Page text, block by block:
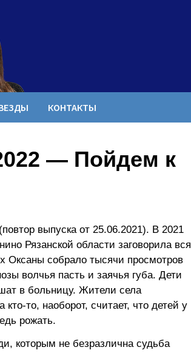
КОНТАКТЫ
— Пойдем к
выпуска от 25.06.2021). В 2021
Рязанской области заговорила вся
Оксаны собрало тысячи просмотров
волчья пасть и заячья губа. Дети
в больницу. Жители села
то, наоборот, считает, что детей у
рожать.
которым не безразлична судьба